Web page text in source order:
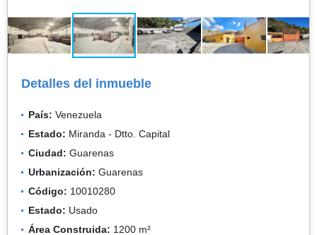
Detalles del inmueble
País: Venezuela
Estado: Miranda - Dtto. Capital
Ciudad: Guarenas
Urbanización: Guarenas
Código: 10010280
Estado: Usado
Área Construida: 1200 m²